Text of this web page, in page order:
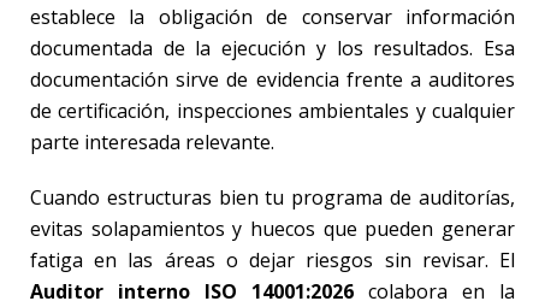
establece la obligación de conservar información
documentada de la ejecución y los resultados. Esa
documentación sirve de evidencia frente a auditores
de certificación, inspecciones ambientales y cualquier
parte interesada relevante.
Cuando estructuras bien tu programa de auditorías,
evitas solapamientos y huecos que pueden generar
fatiga en las áreas o dejar riesgos sin revisar. El
Auditor interno ISO 14001:2026 colabora en la